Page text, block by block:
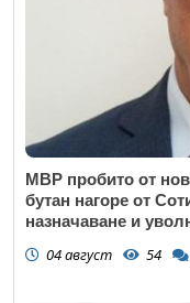
МВР пробито от
бутан нагоре от
назначаване и
04 август 54